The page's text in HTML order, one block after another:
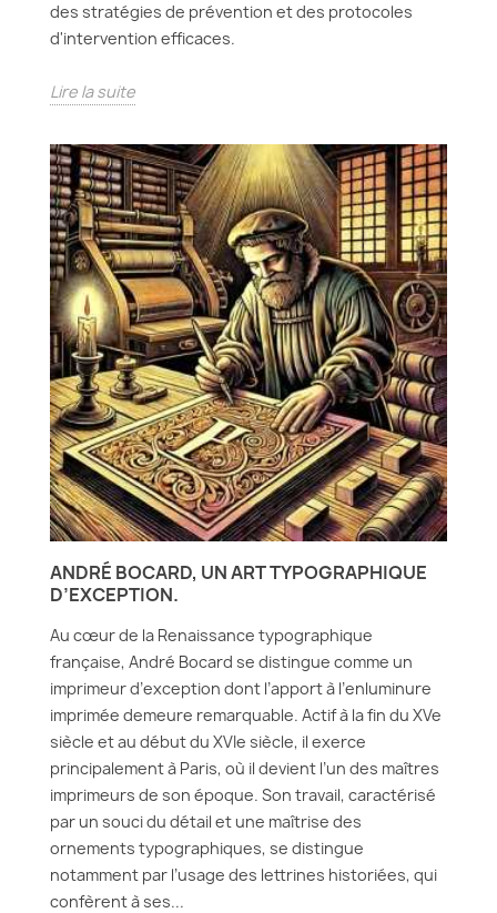
des stratégies de prévention et des protocoles
d'intervention efficaces.
Lire la suite
ANDRÉ BOCARD, UN ART TYPOGRAPHIQUE
D’EXCEPTION.
Au cœur de la Renaissance typographique
française, André Bocard se distingue comme un
imprimeur d’exception dont l’apport à l’enluminure
imprimée demeure remarquable. Actif à la fin du XVe
siècle et au début du XVIe siècle, il exerce
principalement à Paris, où il devient l’un des maîtres
imprimeurs de son époque. Son travail, caractérisé
par un souci du détail et une maîtrise des
ornements typographiques, se distingue
notamment par l’usage des lettrines historiées, qui
confèrent à ses...